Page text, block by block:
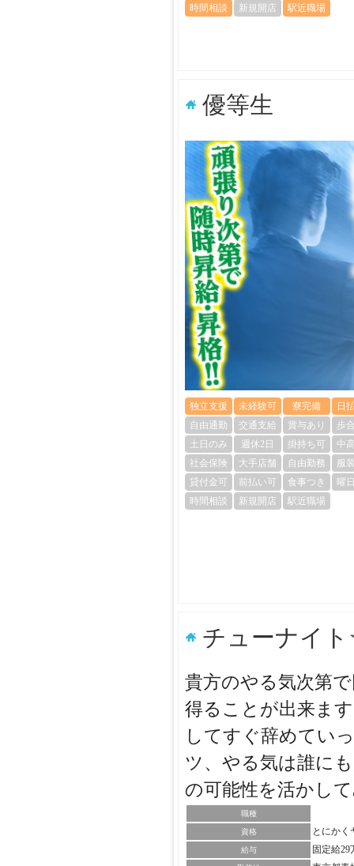
時間相談
新規開店 駅近職場
優等生
独立支援 未経験可 寮完備
日
自由通勤
交通支給 賞与あり
歩
土日のみ
週休2日 掛持ち可
中
社会保険
大手店舗 自由勤務
服
貸付金可
前払い可 食事つき
曜
時間相談
新規開店 駅近職場
チューナイ
貴方のやる気次第
得ることが出来ま
してすぐ辞めてい
ツ、やる気は誰に
の可能性を活かし
職種
資格 とにかく
給与 固定給